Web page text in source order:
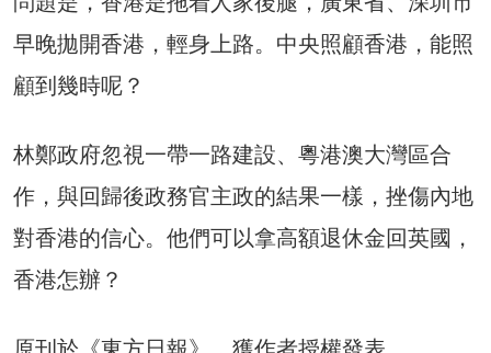
早晚拋開香港，輕身上路。中央照顧香港，能照
顧到幾時呢？
林鄭政府忽視一帶一路建設、粵港澳大灣區合
作，與回歸後政務官主政的結果一樣，挫傷內地
對香港的信心。他們可以拿高額退休金回英國，
香港怎辦？